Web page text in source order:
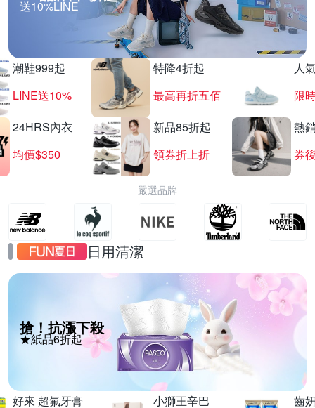
送10%LINE
潮鞋999起
LINE送10%
特降4折起
最高再折五佰
人
限
24HRS內衣
均價$350
新品85折起
領券折上折
熱
券
嚴選品牌
日用清潔
搶！抗漲下殺
★紙品6折起
好來 超氟牙膏
小獅王辛巴
齒